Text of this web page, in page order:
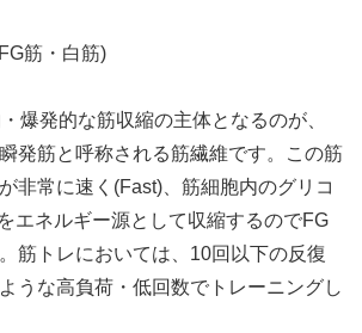
筋・白筋)
爆発的な筋収縮の主体となるのが、
発筋と呼称される筋繊維です。この筋
非常に速く(Fast)、筋細胞内のグリコ
エネルギー源として収縮するのでFG
筋トレにおいては、10回以下の反復
うな高負荷・低回数でトレーニングし